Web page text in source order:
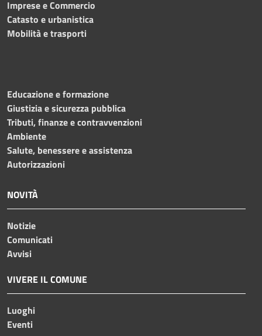
Imprese e Commercio
Catasto e urbanistica
Mobilità e trasporti
Educazione e formazione
Giustizia e sicurezza pubblica
Tributi, finanze e contravvenzioni
Ambiente
Salute, benessere e assistenza
Autorizzazioni
NOVITÀ
Notizie
Comunicati
Avvisi
VIVERE IL COMUNE
Luoghi
Eventi